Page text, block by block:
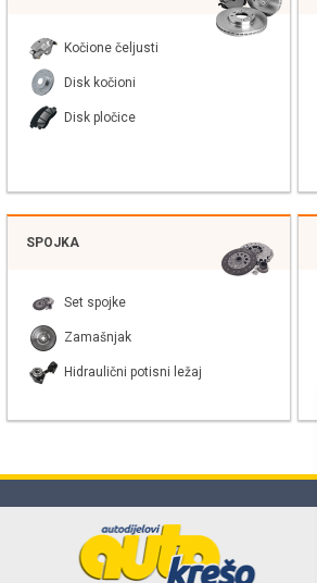
Kočione čeljusti
Disk kočioni
Disk pločice
SPOJKA
Set spojke
Zamašnjak
Hidraulični potisni ležaj